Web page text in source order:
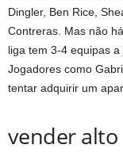
Dingler, Ben Rice,
Contreras. Mas não
liga tem 3-4 equipas
Jogadores como
tentar adquirir um
vender alto